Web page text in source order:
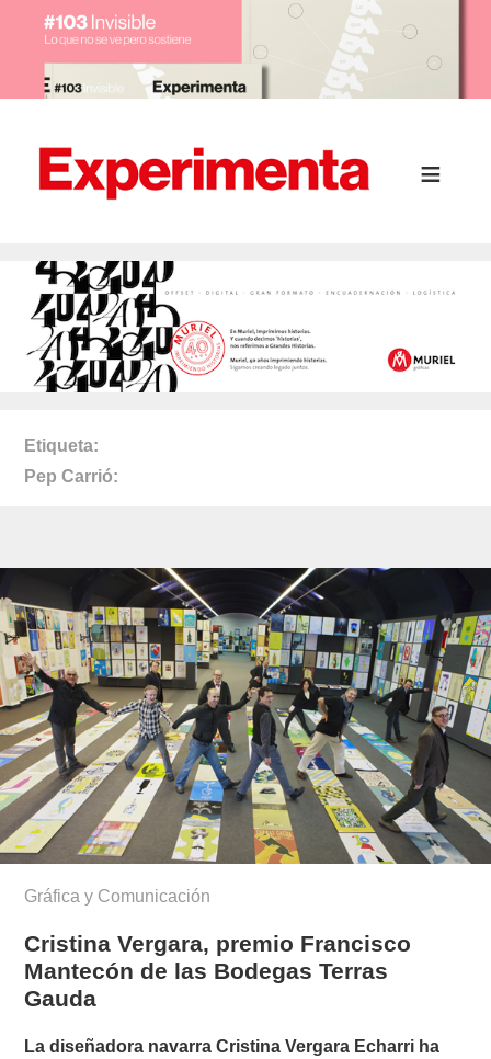
Etiqueta
Pep Carrió
Gráfica y Comunicación
Cristina Vergara, premio Francisco
Mantecón de las Bodegas Terras
Gauda
La diseñadora navarra Cristina Vergara Echarri ha